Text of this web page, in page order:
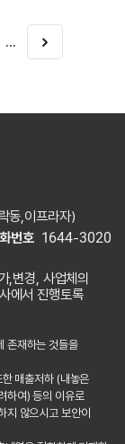
...
동,이프라자)
번호 1644-3020
,변경, 사업체의
에서 진행토록
존재하는 것들을
매출저하 (내놓은
하여) 등의 이유로
지 않으시고 보안이